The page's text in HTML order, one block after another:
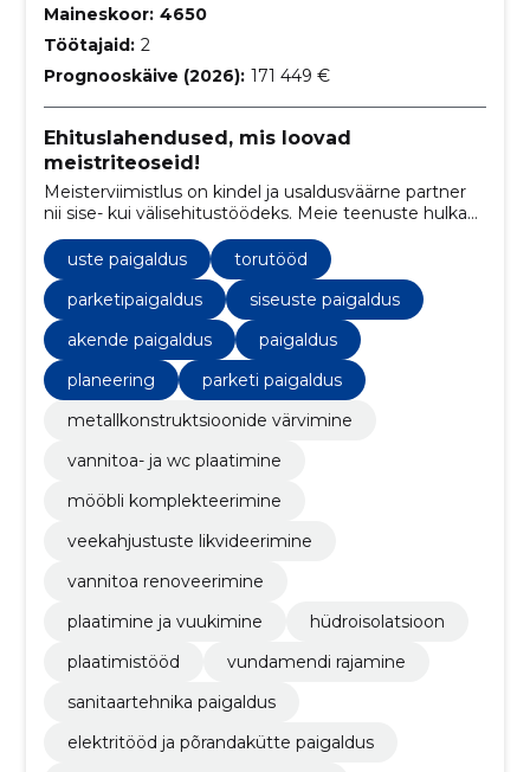
Maineskoor: 4650
Töötajaid: 2
Prognooskäive (2026): 171 449 €
Ehituslahendused, mis loovad
meistriteoseid!
Meisterviimistlus on kindel ja usaldusväärne partner
nii sise- kui välisehitustöödeks. Meie teenuste hulka
kuuluvad vundamendi- ja müüritööd,
siseviimistlustööd ja parketipaigaldus. Meie
professionaalne tiim tagab tipptasemel töö ja
klientide rahulolu.
uste paigaldus
torutööd
parketipaigaldus
siseuste paigaldus
akende paigaldus
paigaldus
planeering
parketi paigaldus
metallkonstruktsioonide värvimine
vannitoa- ja wc plaatimine
mööbli komplekteerimine
veekahjustuste likvideerimine
vannitoa renoveerimine
plaatimine ja vuukimine
hüdroisolatsioon
plaatimistööd
vundamendi rajamine
sanitaartehnika paigaldus
elektritööd ja põrandakütte paigaldus